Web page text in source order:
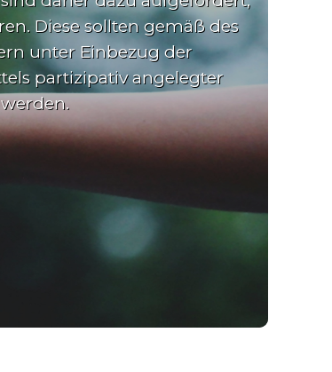
Diese sollten gemäß des
unter Einbezug der
partizipativ angelegter